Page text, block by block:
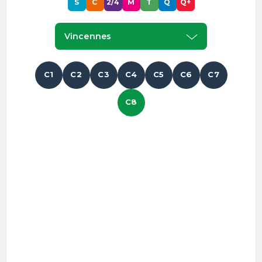
S C 2/4 M T Q Q+
Vincennes
C1 C2 C3 C4 C5 C6 C7
C8